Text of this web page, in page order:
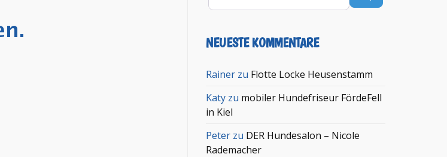
NEUESTE KOMMENTARE
Rainer zu Flotte Locke Heusenstamm
Katy zu mobiler Hundefriseur FördeFell
in Kiel
Peter zu DER Hundesalon – Nicole
Rademacher